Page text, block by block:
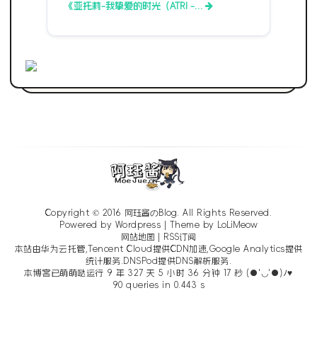
《亚托莉-我挚爱的时光（ATRI -…
Copyright © 2016 阿珏酱のBlog
. All Rights Reserved.
Powered by Wordpress | Theme by
LoLiMeow
网站地图
RSS订阅
本站由华为云托管,Tencent Cloud提供CDN加速,Google Analytics提供
统计服务.DNSPod提供DNS解析服务.
本博客已萌萌哒运行 9 年 327 天 5 小时 36 分钟 18 秒 (●'◡'●)ﾉ♥
90 queries in 0.443 s